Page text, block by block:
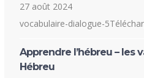
27 août 2024
vocabulaire-dialogue-
Apprendre l’hébreu – les
Hébreu